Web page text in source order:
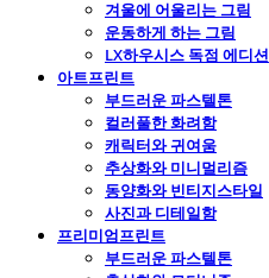
겨울에 어울리는 그림
운동하게 하는 그림
LX하우시스 독점 에디션
아트프린트
부드러운 파스텔톤
컬러풀한 화려함
캐릭터와 귀여움
추상화와 미니멀리즘
동양화와 빈티지스타일
사진과 디테일함
프리미엄프린트
부드러운 파스텔톤